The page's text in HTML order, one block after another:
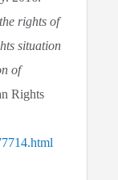
rights of
situation
of
Rights